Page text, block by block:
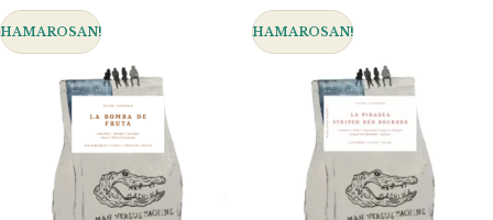
HAMAROSAN! HAMAROSAN!